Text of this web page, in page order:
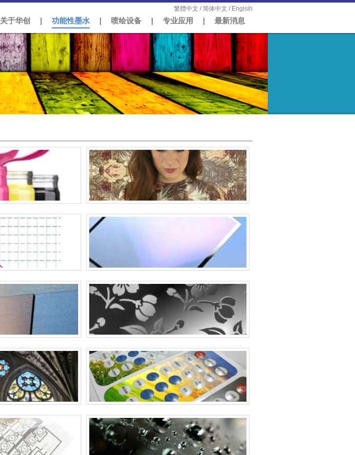
繁體中文 /简体中文 / Englsih
关于华创 | 功能性墨水| 喷绘设备| 专业应用 | 最新消息